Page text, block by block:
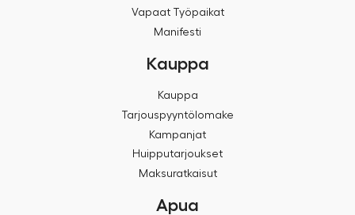
Vapaat Työpaikat
Manifesti
Kauppa
Kauppa
Tarjouspyyntölomake
Kampanjat
Huipputarjoukset
Maksuratkaisut
Apua